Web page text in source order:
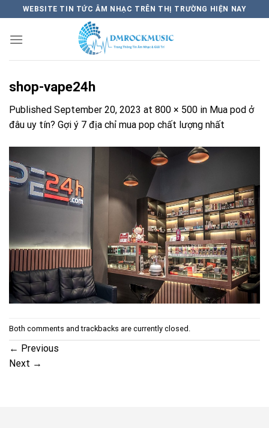
content
WEBSITE TIN TỨC ÂM NHẠC TRÊN THỊ TRƯỜNG HIỆN NAY
shop-vape24h
Published September 20, 2023 at 800 × 500 in Mua pod ở
đâu uy tín? Gợi ý 7 địa chỉ mua pop chất lượng nhất
Both comments and trackbacks are currently closed.
← Previous
Next →